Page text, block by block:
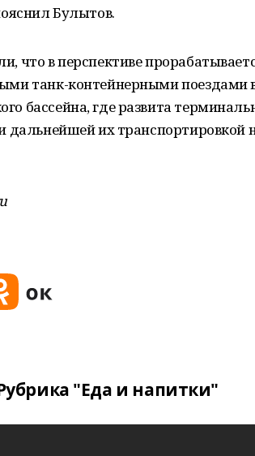
Булытов.
что в перспективе
танк-контейнерными поездами
бассейна, где развита
дальнейшей их транспортировкой
"Еда и напитки"